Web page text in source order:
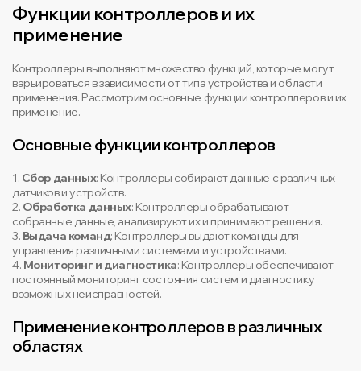
Функции контроллеров и их
применение
Контроллеры выполняют множество функций, которые могут
варьироваться в зависимости от типа устройства и области
применения. Рассмотрим основные функции контроллеров и их
применение.
Основные функции контроллеров
1. Сбор данных: Контроллеры собирают данные с различных
датчиков и устройств.
2. Обработка данных: Контроллеры обрабатывают
собранные данные, анализируют их и принимают решения.
3. Выдача команд: Контроллеры выдают команды для
управления различными системами и устройствами.
4. Мониторинг и диагностика: Контроллеры обеспечивают
постоянный мониторинг состояния систем и диагностику
возможных неисправностей.
Применение контроллеров в различных
областях